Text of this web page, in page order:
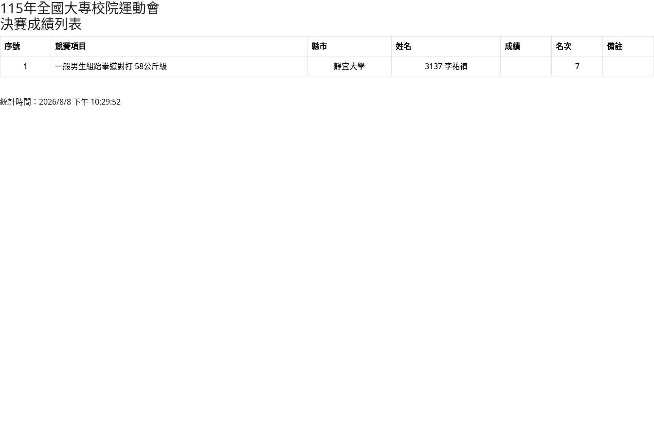
115年全國大專校院運動會
決賽成績列表
序號 競賽項目 縣市 姓名 成績 名次
備註
1
一般男生組跆拳道對打 58公斤級 靜宜大學 3137 李祐禛 7
統計時間：2026/8/8 下午 10:29:52